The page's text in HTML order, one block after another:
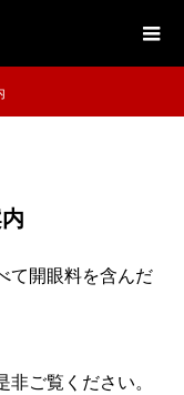
て開眼料を含んだ
ご覧ください。